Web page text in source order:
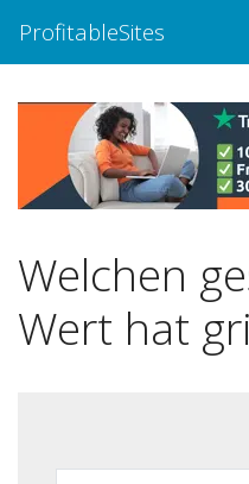
ProfitableSites
Welchen
Wert hat